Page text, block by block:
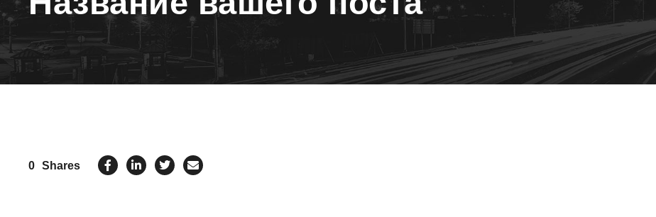
0 Shares